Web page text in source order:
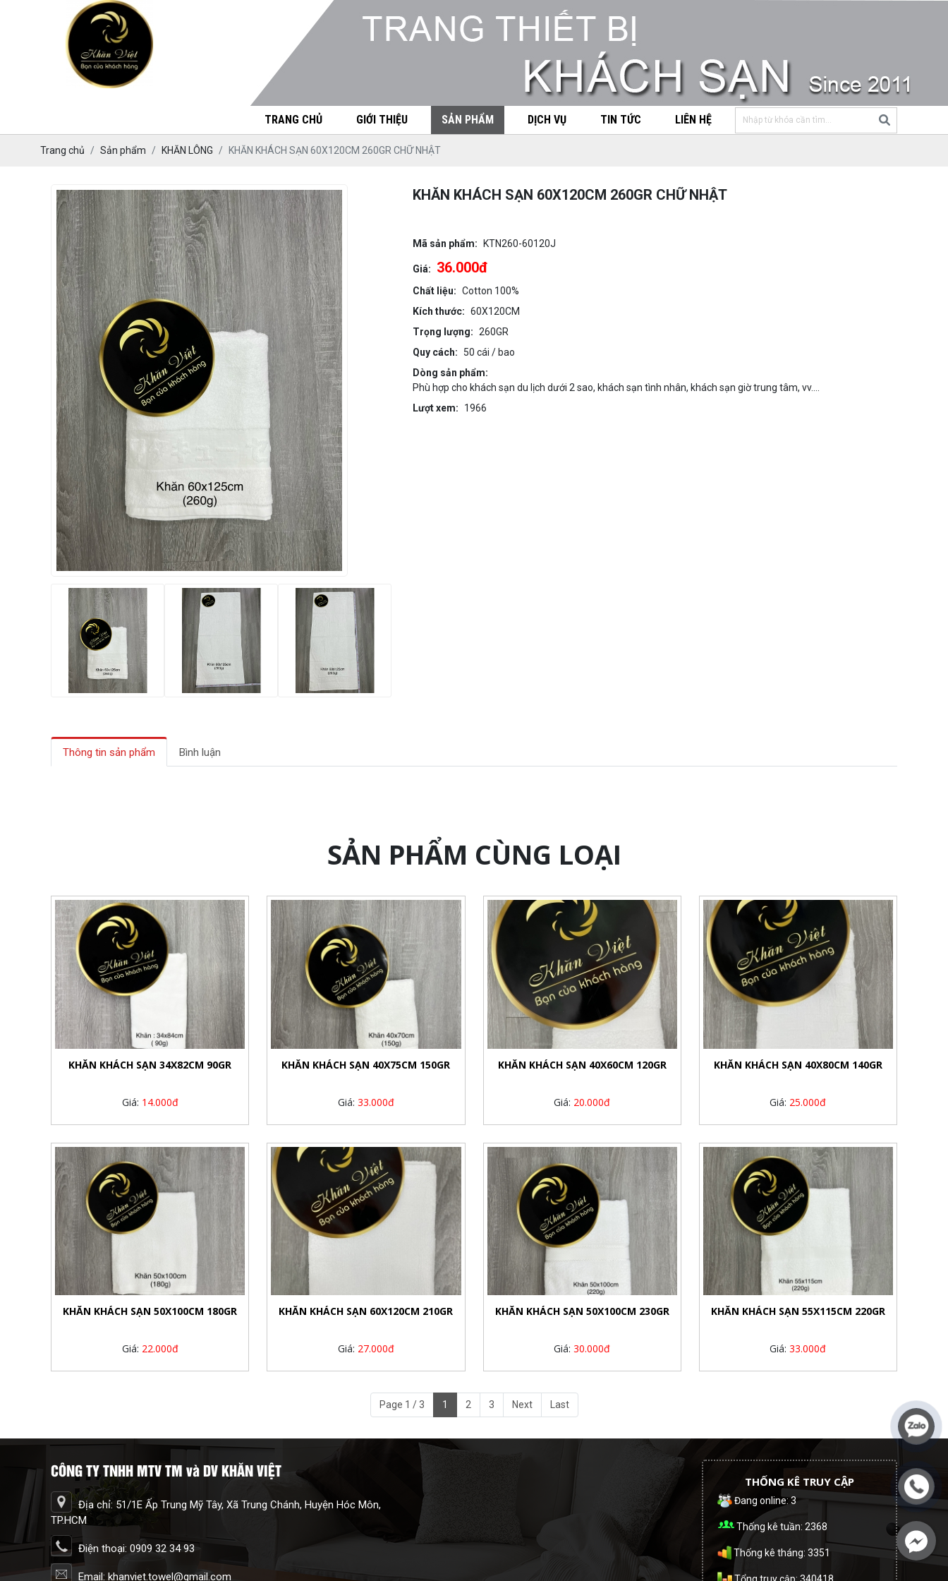
TRANG CHỦ GIỚI THIỆU SẢN PHẨM DỊCH VỤ TIN TỨC LIÊN HỆ
Trang chủ Sản phẩm KHĂN LÔNG KHĂN KHÁCH SẠN 60X120CM 260GR CHỮ NHẬT
KHĂN KHÁCH SẠN 60X120CM 260GR CHỮ NHẬT
Mã sản phẩm: KTN260-60120J
Giá: 36.000đ
Chất liệu: Cotton 100%
Kích thước: 60X120CM
Trọng lượng: 260GR
Quy cách:
50 cái / bao
Dòng sản phẩm:
Phù hợp cho khách sạn du lịch dưới 2 sao, khách sạn tình nhân, khách sạn giờ trung tâm, vv....
Lượt xem:
1966
Thông tin sản phẩm Bình luận
SẢN PHẨM CÙNG LOẠI
KHĂN KHÁCH SẠN 34X82CM 90GR
Giá: 14.000đ
KHĂN KHÁCH SẠN 40X75CM 150GR
Giá: 33.000đ
KHĂN KHÁCH SẠN 40X60CM 120GR
Giá: 20.000đ
KHĂN KHÁCH SẠN 40X80CM 140GR
Giá: 25.000đ
KHĂN KHÁCH SẠN 50X100CM 180GR
Giá: 22.000đ
KHĂN KHÁCH SẠN 60X120CM 210GR
Giá: 27.000đ
KHĂN KHÁCH SẠN 50X100CM 230GR
Giá: 30.000đ
KHĂN KHÁCH SẠN 55X115CM 220GR
Giá: 33.000đ
Page 1 / 3 1 2 3 Next Last
CÔNG TY TNHH MTV TM và DV KHĂN VIỆT
Địa chỉ: 51/1E Ấp Trung Mỹ Tây, Xã Trung Chánh, Huyện Hóc Môn,
TP.HCM
Điện thoại: 0909 32 34 93
Email: khanviet.towel@gmail.com
THỐNG KÊ TRUY CẬP
Đang online: 3
Thống kê tuần: 2368
Thống kê tháng: 3351